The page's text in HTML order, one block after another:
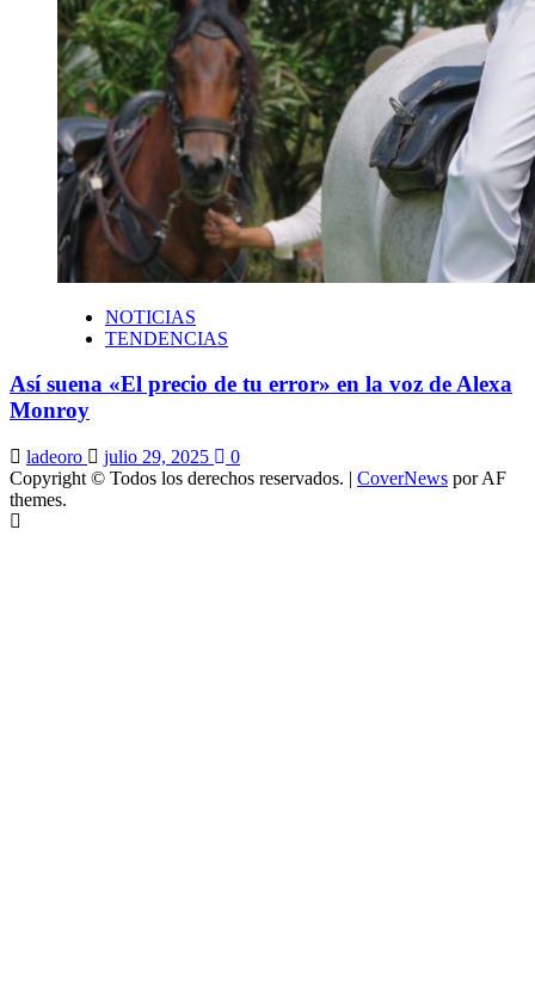
NOTICIAS
TENDENCIAS
Así suena «El precio de tu error» en la voz de Alexa
Monroy
ladeoro julio 29, 2025
0
Copyright © Todos los derechos reservados. | CoverNews por AF
themes.